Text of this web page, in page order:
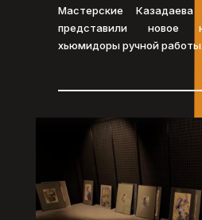
Мастерские Казадаева
представили новое
хьюмидоры ручной работы.